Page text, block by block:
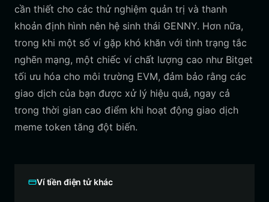
cần thiết cho các thử nghiệm quản trị và thanh
khoản định hình nên hệ sinh thái GENNY. Hơn nữa,
trong khi một số ví gặp khó khăn với tình trạng tắc
nghẽn mạng, một chiếc ví chất lượng cao như Bitget
tối ưu hóa cho môi trường EVM, đảm bảo rằng các
giao dịch của bạn được xử lý hiệu quả, ngay cả
trong thời gian cao điểm khi hoạt động giao dịch
meme token tăng đột biến.
Ví tiền điện tử khác